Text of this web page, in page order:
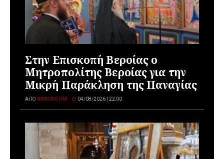
Στην Επισκοπή Βεροίας ο
Μητροπολίτης Βεροίας για την
Μικρή Παράκληση της Παναγίας
ΑΠΌ NEWSROOM 04/08/2026 | 22:00